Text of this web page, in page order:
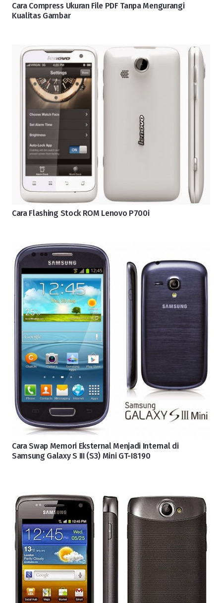
Cara Compress Ukuran File PDF Tanpa Mengurangi
Kualitas Gambar
Cara Flashing Stock ROM Lenovo P700i
Cara Swap Memori Eksternal Menjadi Internal di
Samsung Galaxy S III (S3) Mini GT-I8190